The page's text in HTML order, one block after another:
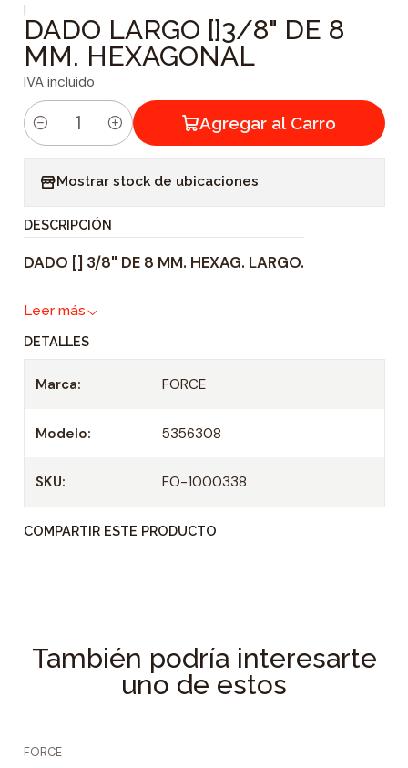
|
DADO LARGO []3/8" DE 8
MM. HEXAGONAL
IVA incluido
C
i
d
d
Agregar al Carro
Mostrar stock de ubicaciones
DESCRIPCIÓN
DADO [] 3/8" DE 8 MM. HEXAG. LARGO.
Leer más
DETALLES
Marca: FORCE
Modelo: 5356308
SKU: FO-1000338
COMPARTIR ESTE PRODUCTO
También podría interesarte
uno de estos
FORCE